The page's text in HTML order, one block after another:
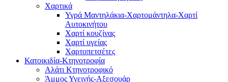
Χαρτικά
Υγρά Μαντηλάκια-Χαρτομάντηλα-Χαρτί
Αυτοκινήτου
Χαρτί κουζίνας
Χαρτί υγείας
Χαρτοπετσέτες
Κατοικιδία-Κτηνοτροφία
Αλάτι Κτηνοτροφικό
Άμμος Υγεινής-Αξεσουάρ